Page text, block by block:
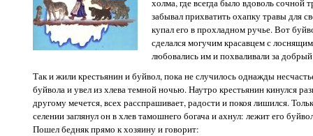
холма, где всегда было вдоволь сочной
забывал прихватить охапку травы для
купал его в прохладном ручье. Вот
сделался могучим красавцем с
любовались им и похваливали за
Так и жили крестьянин и буйвол, пока не случилось однажды
буйвола и увел из хлева темной ночью. Наутро крестьянин кинулся
другому мечется, всех расспрашивает, радости и покоя лишился.
селении заглянул он в хлев тамошнего богача и ахнул: лежит его
Пошел бедняк прямо к хозяину и говорит: